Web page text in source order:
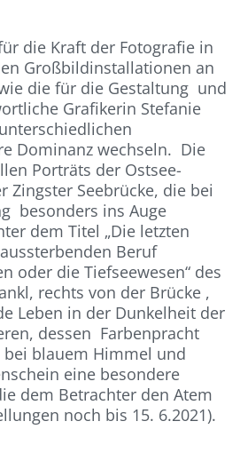
die Kraft der Fotografie in
Großbildinstallationen an
die für die Gestaltung und
Grafikerin Stefanie
Dominanz wechseln. Die
Porträts der Ostsee-
Zingster Seebrücke, die bei
besonders ins Auge
dem Titel „Die letzten
Beruf
oder die Tiefseewesen“ des
rechts von der Brücke ,
Leben in der Dunkelheit der
dessen Farbenpracht
blauem Himmel und
eine besondere
dem Betrachter den Atem
noch bis 15. 6.2021).